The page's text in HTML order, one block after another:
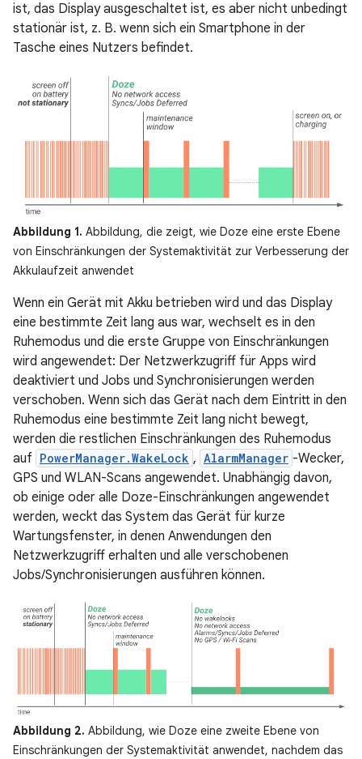
ist, das Display ausgeschaltet ist, es aber nicht unbedingt
stationär ist, z. B. wenn sich ein Smartphone in der
Tasche eines Nutzers befindet.
Abbildung 1. Abbildung, die zeigt, wie Doze eine erste Ebene
von Einschränkungen der Systemaktivität zur Verbesserung der
Akkulaufzeit anwendet
Wenn ein Gerät mit Akku betrieben wird und das Display
eine bestimmte Zeit lang aus war, wechselt es in den
Ruhemodus und die erste Gruppe von Einschränkungen
wird angewendet: Der Netzwerkzugriff für Apps wird
deaktiviert und Jobs und Synchronisierungen werden
verschoben. Wenn sich das Gerät nach dem Eintritt in den
Ruhemodus eine bestimmte Zeit lang nicht bewegt,
werden die restlichen Einschränkungen des Ruhemodus
auf PowerManager.WakeLock , AlarmManager -Wecker,
GPS und WLAN-Scans angewendet. Unabhängig davon,
ob einige oder alle Doze-Einschränkungen angewendet
werden, weckt das System das Gerät für kurze
Wartungsfenster, in denen Anwendungen den
Netzwerkzugriff erhalten und alle verschobenen
Jobs/Synchronisierungen ausführen können.
Abbildung 2. Abbildung, wie Doze eine zweite Ebene von
Einschränkungen der Systemaktivität anwendet, nachdem das